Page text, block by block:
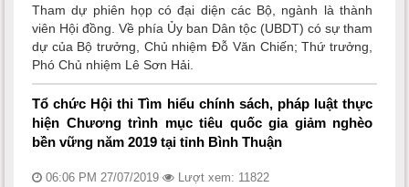
Tham dự phiên họp có đại diện các Bộ, ngành là thành
viên Hội đồng. Về phía Ủy ban Dân tộc (UBDT) có sự tham
dự của Bộ trưởng, Chủ nhiệm Đỗ Văn Chiến; Thứ trưởng,
Phó Chủ nhiệm Lê Sơn Hải.
Tổ chức Hội thi Tìm hiểu chính sách, pháp luật thực
hiện Chương trình mục tiêu quốc gia giảm nghèo
bền vững năm 2019 tại tỉnh Bình Thuận
06:06 PM 27/07/2019 Lượt xem: 11822